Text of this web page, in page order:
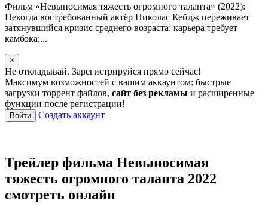
Фильм «Невыносимая тяжесть огромного таланта» (2022):
Некогда востребованный актёр Николас Кейдж переживает
затянувшийся кризис среднего возраста: карьера требует
камбэка;...
×
Не откладывай. Зарегистрируйся прямо сейчас!
Максимум возможностей с вашим аккаунтом: быстрые
загрузки торрент файлов, сайт без рекламы и расширенные
функции после регистрации!
Войти Создать аккаунт
Трейлер фильма Невыносимая
тяжесть огромного таланта 2022
смотреть онлайн